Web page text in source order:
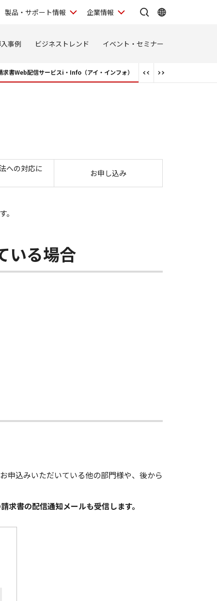
製品・サポート情報 企業情報
事例 ビジネストレンド イベント・セミナー
求書Web配信サービスi・Info（アイ・インフォ）
への対応に お申し込み
いる場合
申込みいただいている他の部門様や、後から
書の配信通知メールも受信します。